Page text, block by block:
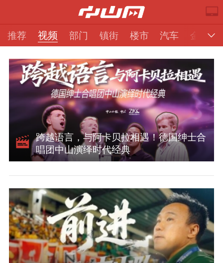
推荐 视频 部门 镇街 楼市 汽车 金融
推荐 部门 镇街 视频
楼市 汽车 专题 金融
跨越语言，与阿卡贝拉相遇！德国绅士合
唱团中山演绎时代经典